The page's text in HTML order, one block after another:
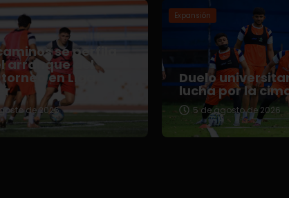
se perfila
arranque del
torneo en Liga
de 2026
Expansión
Duelo
lucha por la
5 de agosto de 2026